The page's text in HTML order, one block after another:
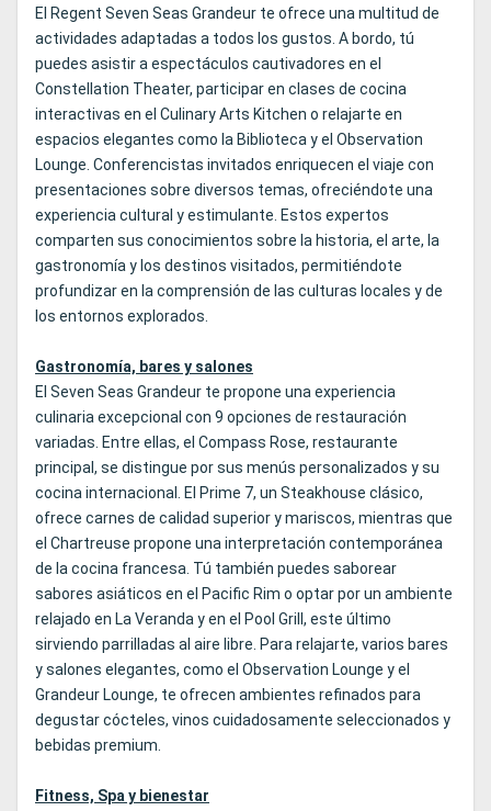
El Regent Seven Seas Grandeur te ofrece una multitud de
actividades adaptadas a todos los gustos. A bordo, tú
puedes asistir a espectáculos cautivadores en el
Constellation Theater, participar en clases de cocina
interactivas en el Culinary Arts Kitchen o relajarte en
espacios elegantes como la Biblioteca y el Observation
Lounge. Conferencistas invitados enriquecen el viaje con
presentaciones sobre diversos temas, ofreciéndote una
experiencia cultural y estimulante. Estos expertos
comparten sus conocimientos sobre la historia, el arte, la
gastronomía y los destinos visitados, permitiéndote
profundizar en la comprensión de las culturas locales y de
los entornos explorados.
Gastronomía, bares y salones
El Seven Seas Grandeur te propone una experiencia
culinaria excepcional con 9 opciones de restauración
variadas. Entre ellas, el Compass Rose, restaurante
principal, se distingue por sus menús personalizados y su
cocina internacional. El Prime 7, un Steakhouse clásico,
ofrece carnes de calidad superior y mariscos, mientras que
el Chartreuse propone una interpretación contemporánea
de la cocina francesa. Tú también puedes saborear
sabores asiáticos en el Pacific Rim o optar por un ambiente
relajado en La Veranda y en el Pool Grill, este último
sirviendo parrilladas al aire libre. Para relajarte, varios bares
y salones elegantes, como el Observation Lounge y el
Grandeur Lounge, te ofrecen ambientes refinados para
degustar cócteles, vinos cuidadosamente seleccionados y
bebidas premium.
Fitness, Spa y bienestar